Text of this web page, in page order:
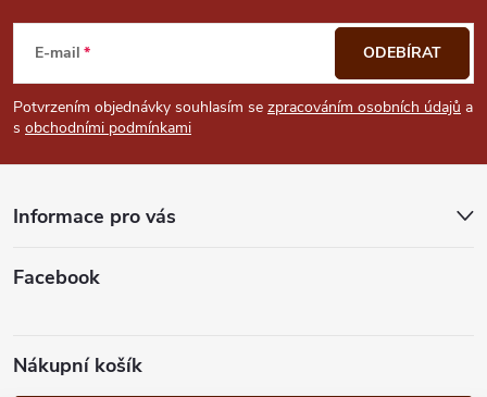
u
p
a
E-mail
Potvrzením objednávky souhlasím se zpracováním osobních údajů a
s obchodními podmínkami
ODEBÍRAT
Informace pro vás
Facebook
Nákupní košík